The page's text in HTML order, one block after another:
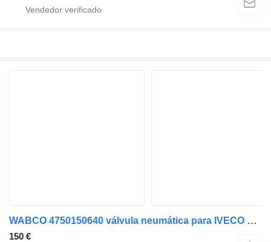
WABCO 4750150640 válvula neumática para IVECO Stralis (AS) camión
150 €